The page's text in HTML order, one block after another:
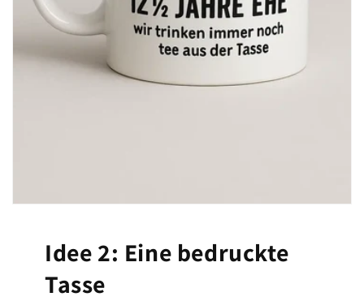
Idee 2: Eine bedruckte
Tasse